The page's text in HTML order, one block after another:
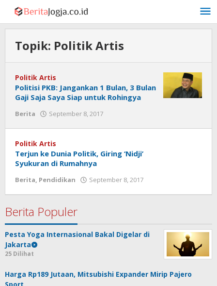
Lewati
konten
Topik: Politik Artis
Politik Artis
Politisi PKB: Jangankan 1 Bulan, 3 Bulan
Gaji Saja Saya Siap untuk Rohingya
Berita September 8, 2017
Politik Artis
Terjun ke Dunia Politik, Giring ‘Nidji’
Syukuran di Rumahnya
Berita, Pendidikan September 8, 2017
Berita Populer
Pesta Yoga Internasional Bakal Digelar di
Jakarta
25 Dilihat
Harga Rp189 Jutaan, Mitsubishi Expander Mirip Pajero